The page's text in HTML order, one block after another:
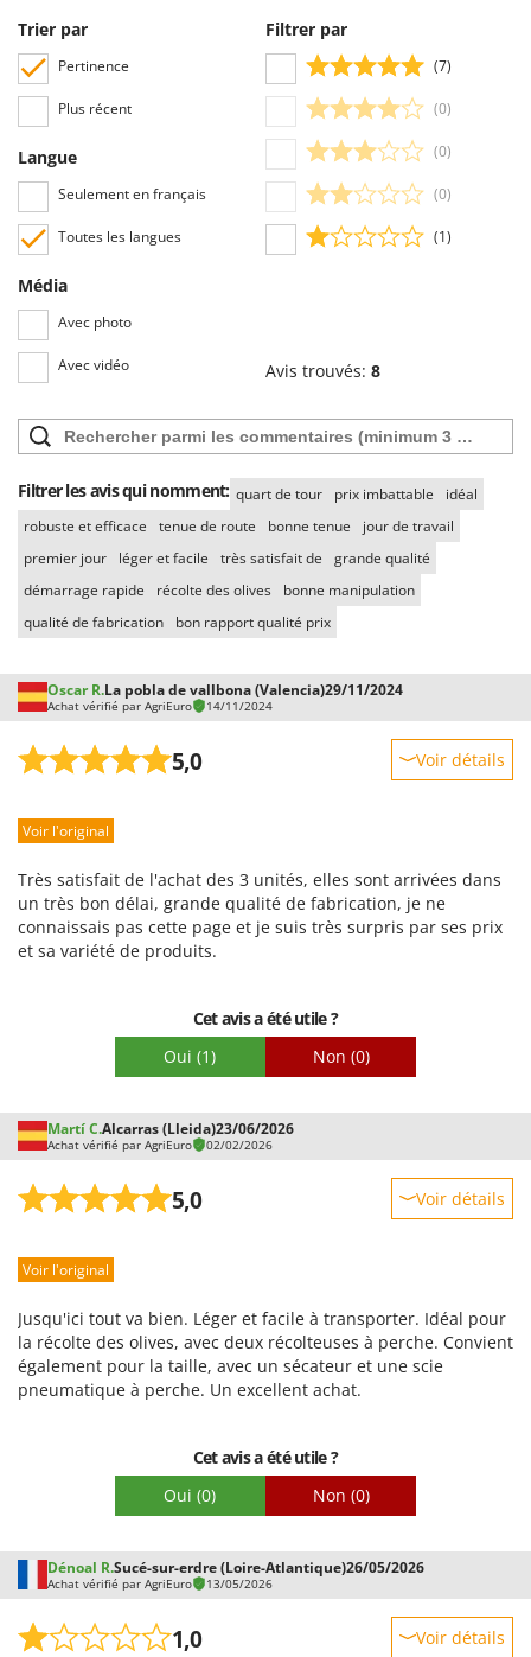
Trier par
Pertinence
Plus récent
Langue
Seulement en français
Toutes les langues
Média
Avec photo
Avec vidéo
Filtrer par
(7)
(0)
(0)
(0)
(1)
Avis trouvés: 8
Filtrer les avis qui nomment: quart de tour prix imbattable
idéal
robuste et efficace
tenue de route bonne tenue
jour de travail
premier jour
léger et facile très satisfait de
grande qualité
démarrage rapide
récolte des olives
bonne manipulation
qualité de fabrication
bon rapport qualité prix
Oscar R.La pobla de vallbona (Valencia)29/11/2024
Achat vérifié par AgriEuro 14/11/2024
5,0 Voir détails
Prestations
Qualité / Prix
Facilité de montage
Voir l'original
Très satisfait de l'achat des 3 unités, elles sont arrivées dans
un très bon délai, grande qualité de fabrication, je ne
connaissais pas cette page et je suis très surpris par ses prix
et sa variété de produits.
Cet avis a été utile ?
Oui (1) Non (0)
Martí C.Alcarras (Lleida)23/06/2026
Achat vérifié par AgriEuro 02/02/2026
5,0 Voir détails
Prestations
Qualité / Prix
Facilité de montage
Voir l'original
Jusqu'ici tout va bien. Léger et facile à transporter. Idéal pour
la récolte des olives, avec deux récolteuses à perche. Convient
également pour la taille, avec un sécateur et une scie
pneumatique à perche. Un excellent achat.
Cet avis a été utile ?
Oui (0) Non (0)
Dénoal R.Sucé-sur-erdre (Loire-Atlantique)26/05/2026
Achat vérifié par AgriEuro 13/05/2026
1,0 Voir détails